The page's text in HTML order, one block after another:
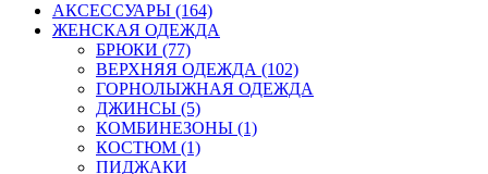
АКСЕССУАРЫ (164)
ЖЕНСКАЯ ОДЕЖДА
БРЮКИ (77)
ВЕРХНЯЯ ОДЕЖДА (102)
ГОРНОЛЫЖНАЯ ОДЕЖДА
ДЖИНСЫ (5)
КОМБИНЕЗОНЫ (1)
КОСТЮМ (1)
ПИДЖАКИ